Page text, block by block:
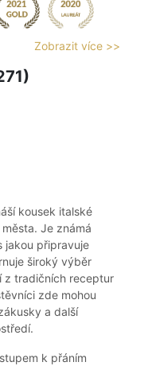
Zobrazit více >>
kousek italské
Je známá
jakou připravuje
široký výběr
z tradičních receptur
zde mohou
a další
k přáním